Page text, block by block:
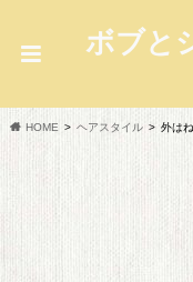
ボブと
HOME ヘアスタイル 外は